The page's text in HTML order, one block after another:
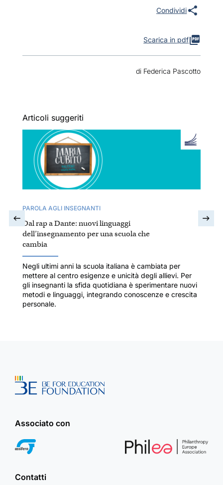
Scarica in pdf
di Federica Pascotto
Articoli suggeriti
PAROLA AGLI INSEGNANTI
Dal rap a Dante: nuovi linguaggi
dell’insegnamento per una scuola che
cambia
Negli ultimi anni la scuola italiana è cambiata per
mettere al centro esigenze e unicità degli allievi. Per
gli insegnanti la sfida quotidiana è sperimentare nuovi
metodi e linguaggi, integrando conoscenze e crescita
personale.
Associato con
Contatti